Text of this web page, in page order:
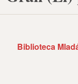
Biblioteca